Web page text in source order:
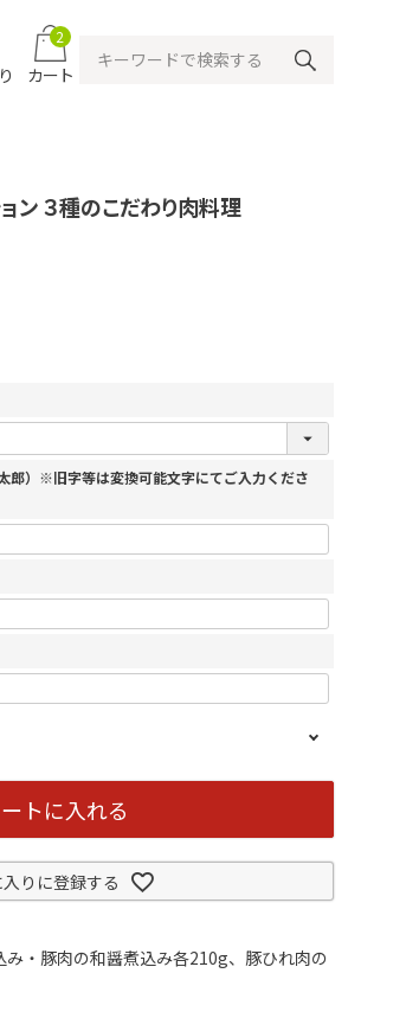
2
カート
ン ３種のこだわり肉料理
）※旧字等は変換可能文字にてご入力くださ
トに入れる
りに登録する
・豚肉の和醤煮込み各210g、豚ひれ肉の